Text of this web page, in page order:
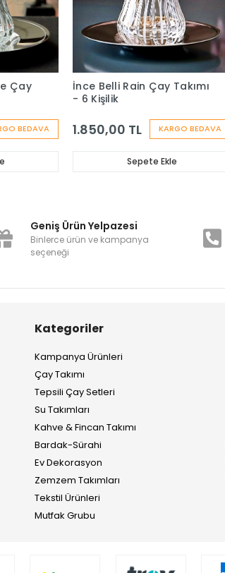
BEDAVA
Çay
KARGO BEDAVA
İnce Belli Rain Çay Takımı
- 6 Kişilik
1.850,00 TL
Sepete Ekle
Geniş Ürün Yelpazesi
Binlerce ürün ve kampanya
seçeneği
Kategoriler
Kampanya Ürünleri
Çay Takımı
Tepsili Çay Setleri
Su Takımları
Kahve & Fincan Takımı
Bardak-Sürahi
Ev Dekorasyon
Zemzem Takımları
Tekstil Ürünleri
Mutfak Grubu